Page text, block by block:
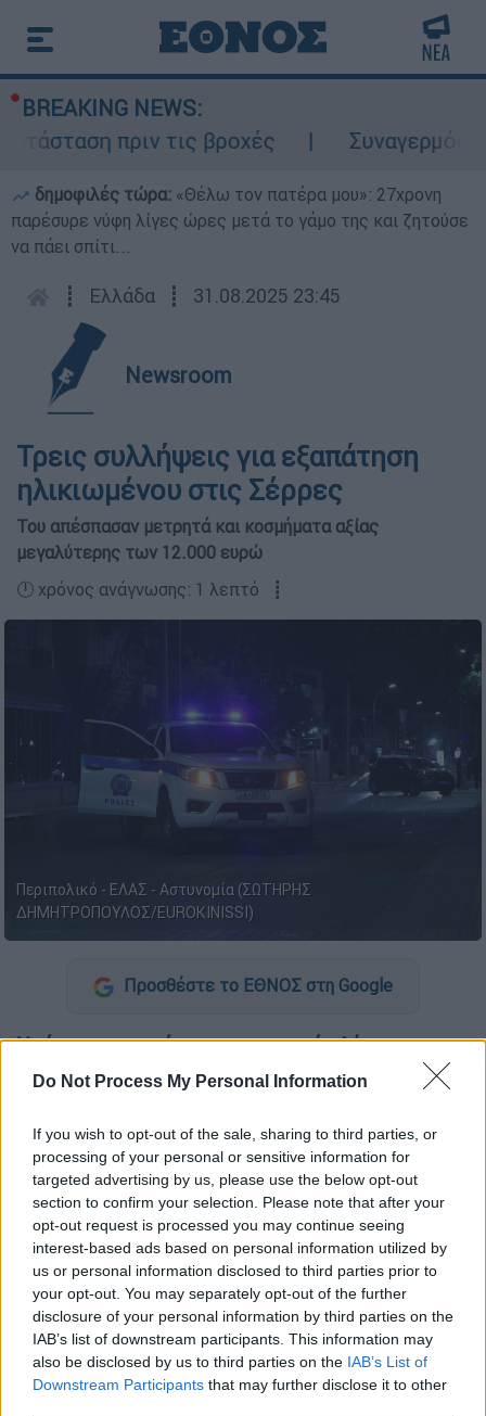
Do Not Process My Personal Information
If you wish to opt-out of the sale, sharing to third parties, or
processing of your personal or sensitive information for
targeted advertising by us, please use the below opt-out
section to confirm your selection. Please note that after your
opt-out request is processed you may continue seeing
interest-based ads based on personal information utilized by
us or personal information disclosed to third parties prior to
your opt-out. You may separately opt-out of the further
disclosure of your personal information by third parties on the
IAB’s list of downstream participants. This information may
also be disclosed by us to third parties on the IAB’s List of
Downstream Participants that may further disclose it to other
BREAKING NEWS:
πριν τις βροχές
Συναγερμός
δημοφιλές τώρα: «Θέλω τον πατέρα μου»: 27χρονη
παρέσυρε νύφη λίγες ώρες μετά το γάμο της και ζητούσε
να πάει σπίτι...
┋ Ελλάδα ┋ 31.08.2025 23:45
Newsroom
Τρεις συλλήψεις για εξαπάτηση
ηλικιωμένου στις Σέρρες
Του απέσπασαν μετρητά και κοσμήματα αξίας
μεγαλύτερης των 12.000 ευρώ
🕛 χρόνος ανάγνωσης: 1 λεπτό ┋
Περιπολικό - ΕΛΑΣ - Αστυνομία (ΣΩΤΗΡΗΣ
ΔΗΜΗΤΡΟΠΟΥΛΟΣ/EUROKINISSI)
Προσθέστε το ΕΘΝΟΣ στη Google
Χρήματα, κοσμήματα και χρυσές λίρες
κατάφεραν να αποσπάσουν από ηλικιωμένο
γυναίκα με τηλεφωνική απάτη.
Ο ηλικιωμένος δέχθηκε προχθές
τηλεφώνημα από τη γυναίκα, η οποία
προσποιήθηκε ότι είναι συνεργάτιδα του
λογιστήτου και ισχυρίστηκε ότι δήθεν θα
τουεπιβληθεί πρόστιμοσε περίπτωση που
υπάρχουν χρήματα και κοσμήματα στο σπίτι.
Με αυτόν τον τρόπο κατάφεραν να του
αποσπάσουν το χρηματικό ποσό των 2.500
ευρώ, χρυσές λίρες και χρυσαφικά συνολικής